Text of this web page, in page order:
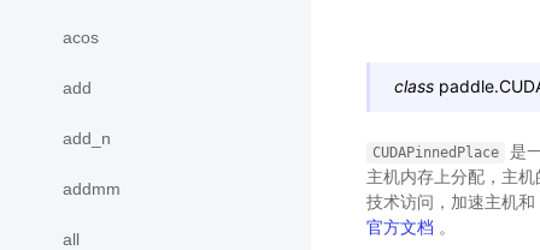
acos
add
add_n
addmm
all
class paddle.
CUDAPinnedPlace
是
主机内存上分配，主
技术访问，加速主机
官方文档 。